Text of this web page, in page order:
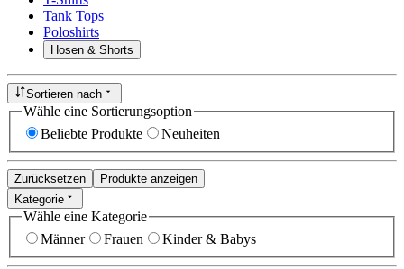
Tank Tops
Poloshirts
Hosen & Shorts
Sortieren nach
Wähle eine Sortierungsoption
Beliebte Produkte
Neuheiten
Zurücksetzen
Produkte anzeigen
Kategorie
Wähle eine Kategorie
Männer
Frauen Kinder & Babys